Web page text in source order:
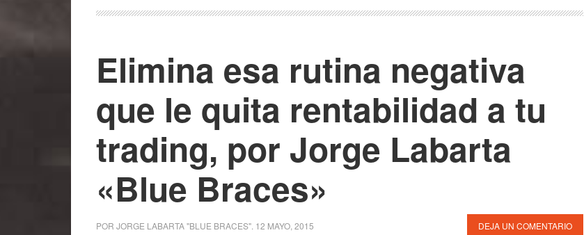
Elimina esa rutina negativa
que le quita rentabilidad a tu
trading, por Jorge Labarta
«Blue Braces»
POR JORGE LABARTA "BLUE BRACES" 12 MAYO, 2015 DEJA UN COMENTARIO